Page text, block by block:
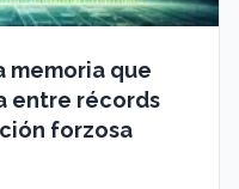
memoria que
entre récords
forzosa